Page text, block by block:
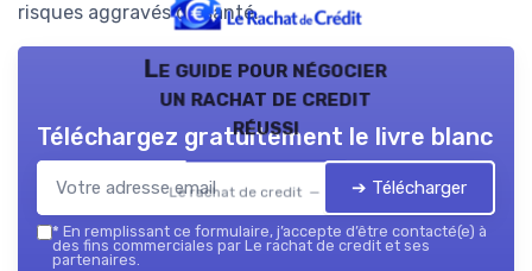
risques aggravés de santé.
Le guide pour négocier
un rachat de credit
réussi
Le rachat de credit — 2026
Téléchargez gratuitement le livre blanc
➔ Télécharger
* En remplissant ce formulaire, j’accepte d’être contacté(e) à
des fins commerciales par Le rachat de credit et ses
partenaires.